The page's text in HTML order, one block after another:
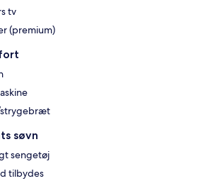
tv
(premium)
søvn
sengetøj
tilbydes